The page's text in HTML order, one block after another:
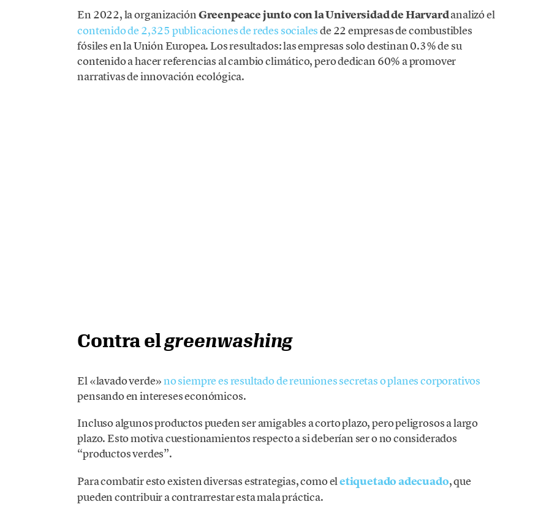
En 2022, la organizaciónGreenpeace junto con la Universidad de Harvardanalizó el
contenido de 2,325 publicaciones de redes socialesde 22 empresas de combustibles
fósiles en la Unión Europea. Los resultados: las empresas solo destinan 0.3% de su
contenido a hacer referencias al cambio climático, pero dedican 60% a promover
narrativas de innovación ecológica.
Contra elgreenwashing
El «lavado verde»no siempre es resultado de reuniones secretas o planes corporativos
pensando en intereses económicos.
Incluso algunos productos pueden ser amigables a corto plazo, pero peligrosos a largo
plazo. Esto motiva cuestionamientos respecto a si deberían ser o no considerados
“productos verdes”.
Para combatir esto existen diversas estrategias, como eletiquetado adecuado, que
pueden contribuir a contrarrestar esta mala práctica.